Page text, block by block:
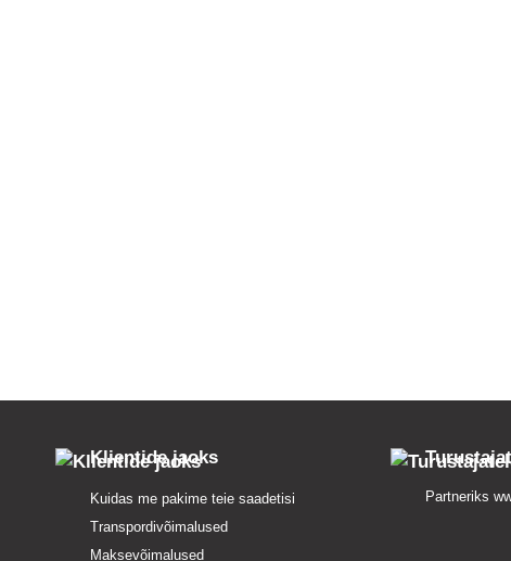
Klientide jaoks
Kuidas me pakime teie saadetisi
Transpordivõimalused
Maksevõimalused
Partneriks